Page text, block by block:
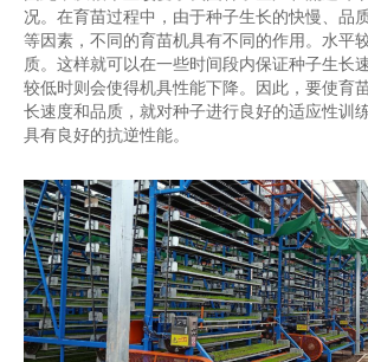
况。在育苗过程中，由于种子生长的快慢、品
等因素，不同的育苗机具有不同的作用。水平
质。这样就可以在一些时间段内保证种子生长
较低时则会使得机具性能下降。因此，要使育
长速度和品质，就对种子进行良好的适应性训
具有良好的抗逆性能。